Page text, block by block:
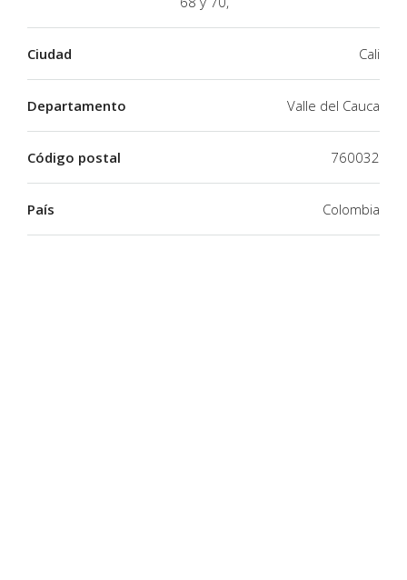
Ciudad Cali
Departamento Valle del Cauca
Código postal 760032
País Colombia